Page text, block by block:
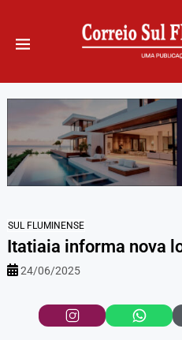
SUL FLUMINENSE
Itatiaia informa nova
24/06/2025